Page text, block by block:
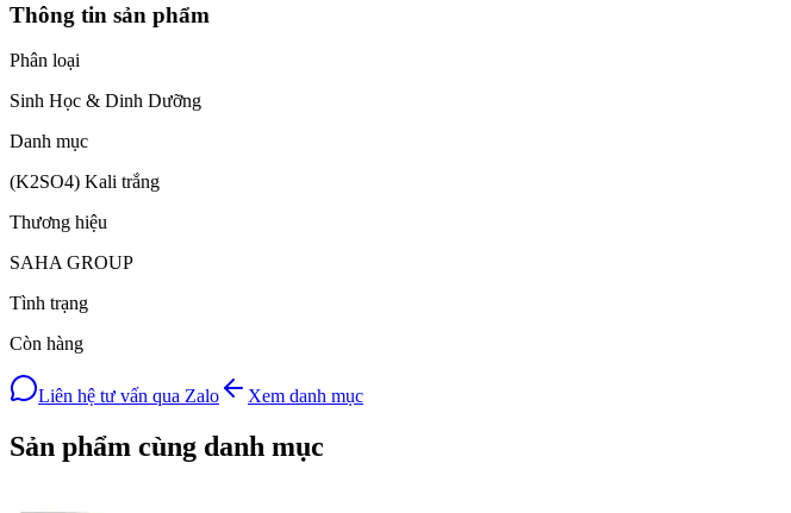
Thông tin sản phẩm
Phân loại
Sinh Học & Dinh Dưỡng
Danh mục
(K2SO4) Kali trắng
Thương hiệu
SAHA GROUP
Tình trạng
Còn hàng
Liên hệ tư vấn qua Zalo Xem danh mục
Sản phẩm cùng danh mục